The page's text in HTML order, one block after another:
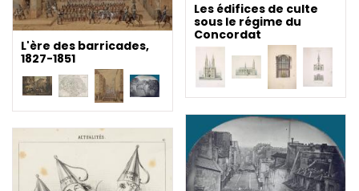
Les édifices de culte
sous le régime du
Concordat
L'ère des barricades,
1827-1851